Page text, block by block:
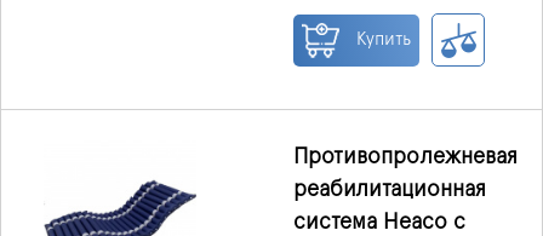
профилактики
пролежней и ухода за
работает по принципу
переменного давления:
воздушные ячейки
поочередно
Купить
Противопролежневая
реабилитационная
система Heaco с